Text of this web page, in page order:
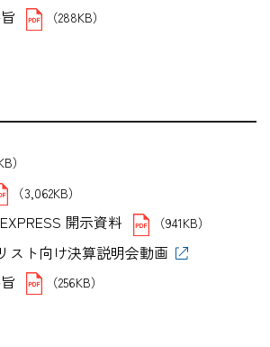
（288KB）
）
（3,062KB）
開示資料 （941KB）
スト向け決算説明会動画
（256KB）